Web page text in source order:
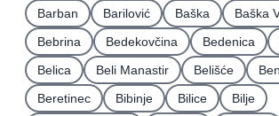
Barban
Barilović Baška
Baška
Bebrina
Bedekovčina Bedenica
Belica
Beli Manastir Belišće
Beretinec
Bibinje Bilice
Bilje